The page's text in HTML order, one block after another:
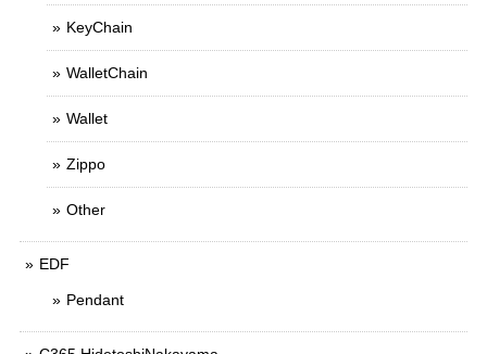
KeyChain
WalletChain
Wallet
Zippo
Other
EDF
Pendant